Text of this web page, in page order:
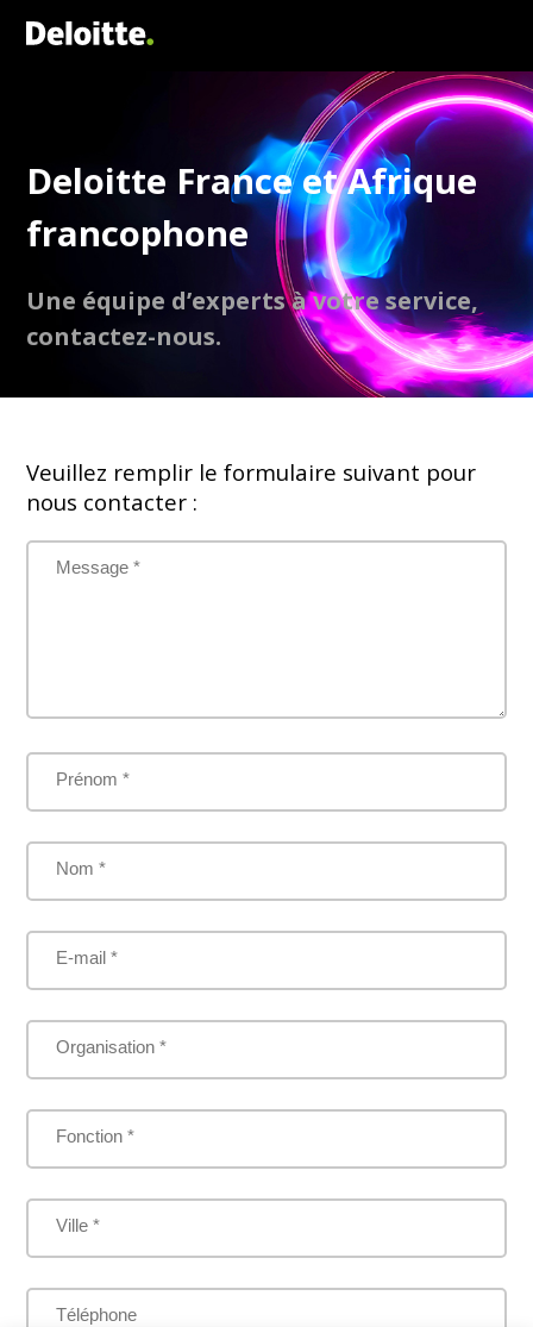
Deloitte France et Afrique
francophone
Une équipe d’experts à votre service,
contactez-nous.
Veuillez remplir le formulaire suivant pour
nous contacter :
Message *
Prénom *
Nom *
E-mail *
Organisation *
Fonction *
Ville *
Téléphone